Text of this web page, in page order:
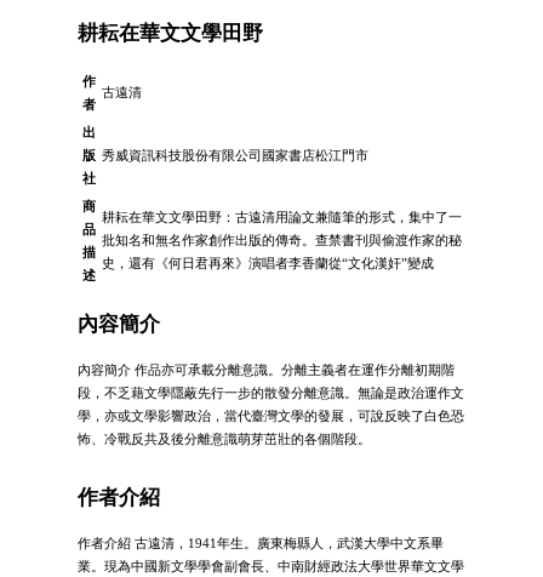
耕耘在華文文學田野
作
者
古遠清
出
版
社
秀威資訊科技股份有限公司國家書店松江門市
商
品
描
述
耕耘在華文文學田野：古遠清用論文兼隨筆的形式，集中了一
批知名和無名作家創作出版的傳奇。查禁書刊與偷渡作家的秘
史，還有《何日君再來》演唱者李香蘭從“文化漢奸”變成
內容簡介
內容簡介 作品亦可承載分離意識。分離主義者在運作分離初期階
段，不乏藉文學隱蔽先行一步的散發分離意識。無論是政治運作文
學，亦或文學影響政治，當代臺灣文學的發展，可說反映了白色恐
怖、冷戰反共及後分離意識萌芽茁壯的各個階段。
作者介紹
作者介紹 古遠清，1941年生。廣東梅縣人，武漢大學中文系畢
業。現為中國新文學學會副會長、中南財經政法大學世界華文文學